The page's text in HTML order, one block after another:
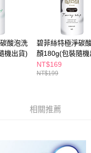
，請聯繫「AFTEE先享後付
support/home
先享後付」服務完成之交
將交易相關給付款項請求債
號之用戶狀況，依本公司即
。若發現惡意使用之情形，
額度並採取法律行動。
酸泡洗
機出貨)
碧菲絲特極淨碳
顏180g(包裝隨
NT$169
NT$199
相關推薦